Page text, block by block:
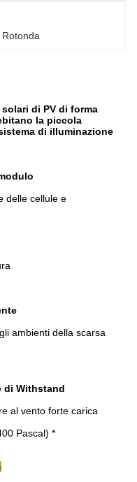
di PV di forma
la piccola
di illuminazione
delle cellule e
ambienti della scarsa
di Withstand
al vento forte carica
Pascal) *